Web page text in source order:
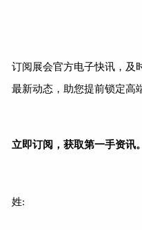
订阅展会官方电子快讯，及
最新动态，助您提前锁定高
立即订阅，获取第一手资讯。
姓: